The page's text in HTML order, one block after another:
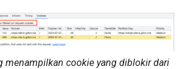
menampilkan cookie yang diblokir dari